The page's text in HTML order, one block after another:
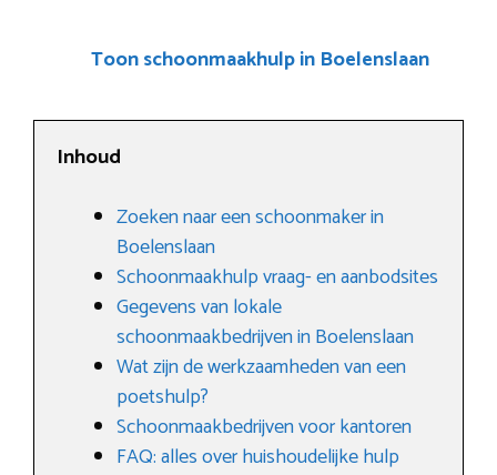
Toon schoonmaakhulp in Boelenslaan
Inhoud
Zoeken naar een schoonmaker in
Boelenslaan
Schoonmaakhulp vraag- en aanbodsites
Gegevens van lokale
schoonmaakbedrijven in Boelenslaan
Wat zijn de werkzaamheden van een
poetshulp?
Schoonmaakbedrijven voor kantoren
FAQ: alles over huishoudelijke hulp